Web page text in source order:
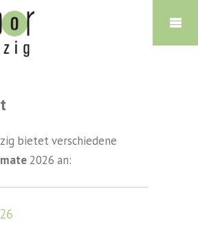
bietet verschiedene
2026 an: